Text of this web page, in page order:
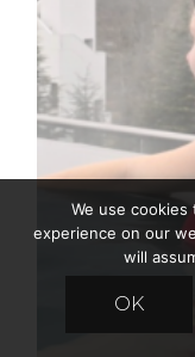
We use
experience on our
will
OK